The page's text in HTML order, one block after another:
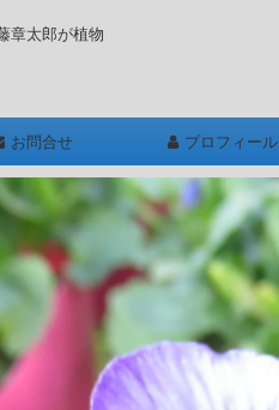
章太郎が植物
お問合せ プロフィール